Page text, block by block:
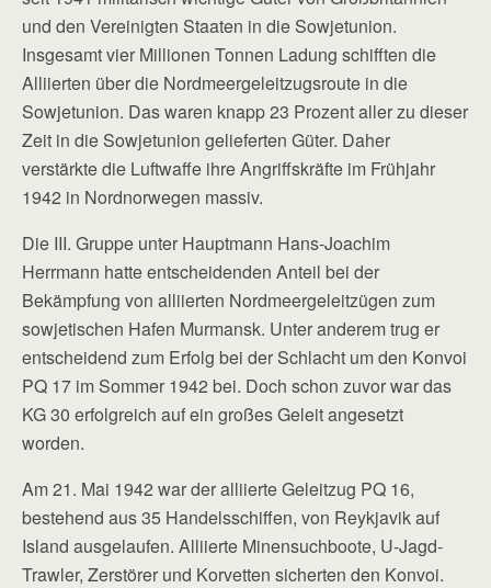
und den Vereinigten Staaten in die Sowjetunion.
Insgesamt vier Millionen Tonnen Ladung schifften die
Alliierten über die Nordmeer­geleitzugsroute in die
Sowjetunion. Das waren knapp 23 Prozent aller zu dieser
Zeit in die Sowjetunion gelieferten Güter. Daher
verstärkte die Luftwaffe ihre Angriffskräfte im Frühjahr
1942 in Nordnorwegen massiv.
Die III. Gruppe unter Hauptmann Hans-Joachim
Herrmann hatte entscheidenden Anteil bei der
Bekämpfung von alliierten Nordmeergeleitzügen zum
sowjetischen Hafen Murmansk. Unter anderem trug er
entscheidend zum Erfolg bei der Schlacht um den Konvoi
PQ 17 im Sommer 1942 bei. Doch schon zuvor war das
KG 30 erfolgreich auf ein großes Geleit angesetzt
worden.
Am 21. Mai 1942 war der alliierte Geleitzug PQ 16,
bestehend aus 35 Handelsschiffen, von Reykjavik auf
Island ausgelaufen. Alliierte Minensuchboote, U-Jagd-
Trawler, Zerstörer und Korvetten sicherten den Konvoi.